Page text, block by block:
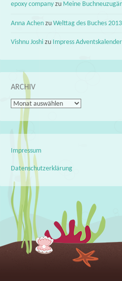
epoxy company zu Meine
Anna Achen zuWelttag des Buches
Vishnu Joshi zu Impress
ARCHIV
Archiv
Impressum
Datenschutzerklärung